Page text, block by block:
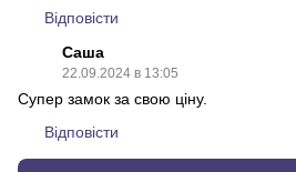
Відповісти
Саша
22.09.2024 в 13:05
Супер замок за свою ціну.
Відповісти